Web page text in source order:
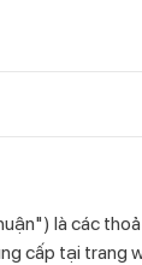
là các
cấp tại trang